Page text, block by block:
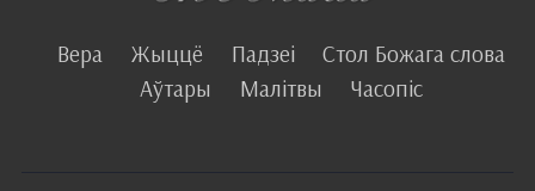
Вера Жыццё Падзеі
Стол Божага слова
Аўтары
Малітвы Часопіс